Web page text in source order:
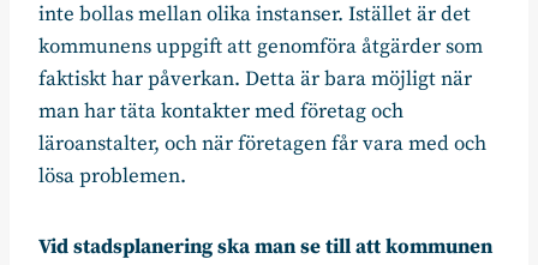
inte bollas mellan olika instanser. Istället är det
kommunens uppgift att genomföra åtgärder som
faktiskt har påverkan. Detta är bara möjligt när
man har täta kontakter med företag och
läroanstalter, och när företagen får vara med och
lösa problemen.
Vid stadsplanering ska man se till att kommunen